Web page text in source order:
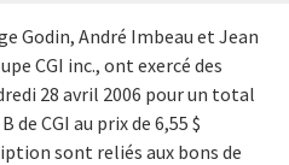
Godin, André Imbeau et Jean
CGI inc., ont exercé des
28 avril 2006 pour un total
de CGI au prix de 6,55 $
sont reliés aux bons de